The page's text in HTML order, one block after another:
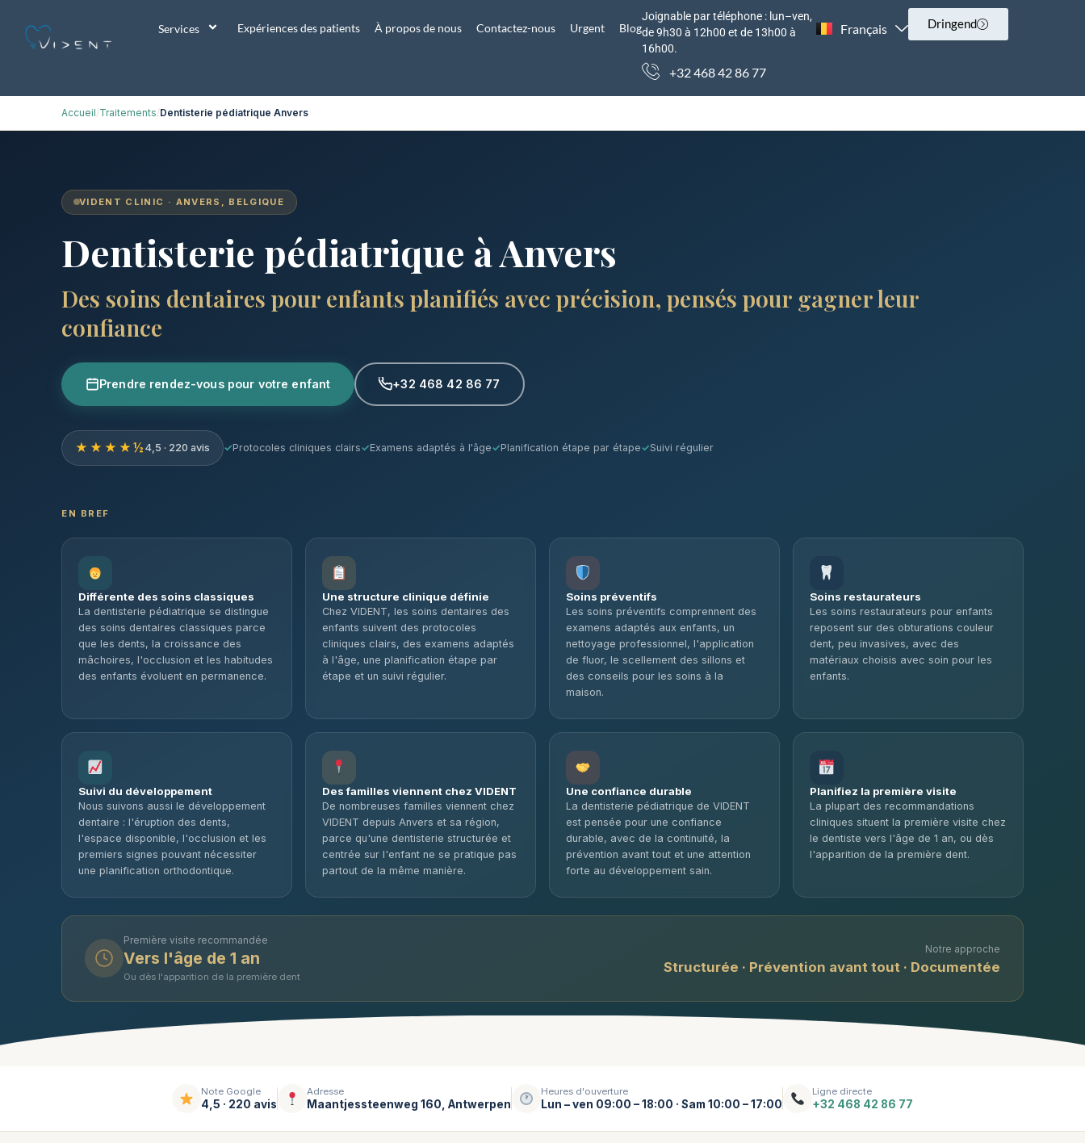
Services Expériences des patients À propos de nous Contactez-nous Urgent Blog
Joignable par téléphone : lun–ven,
de 9h30 à 12h00 et de 13h00 à
16h00.
+32 468 42 86 77
Français
English
Dringend
Accueil Traitements Dentisterie pédiatrique Anvers
VIDENT CLINIC · ANVERS, BELGIQUE
Dentisterie pédiatrique à Anvers
Des soins dentaires pour enfants planifiés avec précision, pensés pour gagner leur
confiance
Prendre rendez-vous pour votre enfant +32 468 42 86 77
★★★★½ 4,5 · 220 avis Protocoles cliniques clairs Examens adaptés à l'âge Planification étape par étape Suivi régulier
EN BREF
Différente des soins classiques
La dentisterie pédiatrique se distingue
des soins dentaires classiques parce
que les dents, la croissance des
mâchoires, l'occlusion et les habitudes
des enfants évoluent en permanence.
Une structure clinique définie
Chez VIDENT, les soins dentaires des
enfants suivent des protocoles
cliniques clairs, des examens adaptés
à l'âge, une planification étape par
étape et un suivi régulier.
Soins préventifs
Les soins préventifs comprennent des
examens adaptés aux enfants, un
nettoyage professionnel, l'application
de fluor, le scellement des sillons et
des conseils pour les soins à la
maison.
Soins restaurateurs
Les soins restaurateurs pour enfants
reposent sur des obturations couleur
dent, peu invasives, avec des
matériaux choisis avec soin pour les
enfants.
Suivi du développement
Nous suivons aussi le développement
dentaire : l'éruption des dents,
l'espace disponible, l'occlusion et les
premiers signes pouvant nécessiter
une planification orthodontique.
Des familles viennent chez VIDENT
De nombreuses familles viennent chez
VIDENT depuis Anvers et sa région,
parce qu'une dentisterie structurée et
centrée sur l'enfant ne se pratique pas
partout de la même manière.
Une confiance durable
La dentisterie pédiatrique de VIDENT
est pensée pour une confiance
durable, avec de la continuité, la
prévention avant tout et une attention
forte au développement sain.
Planifiez la première visite
La plupart des recommandations
cliniques situent la première visite chez
le dentiste vers l'âge de 1 an, ou dès
l'apparition de la première dent.
Première visite recommandée
Vers l'âge de 1 an
Ou dès l'apparition de la première dent
Notre approche
Structurée · Prévention avant tout · Documentée
Note Google
4,5 · 220 avis
Adresse
Maantjessteenweg 160, Antwerpen
Heures d'ouverture
Lun – ven 09:00 – 18:00 · Sam 10:00 – 17:00
Ligne directe
+32 468 42 86 77